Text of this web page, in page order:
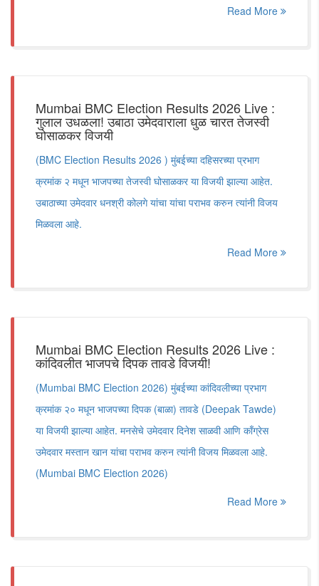
Read More
Mumbai BMC Election Results 2026 Live :
गुलाल उधळला! उबाठा उमेदवाराला धुळ चारत तेजस्वी
घोसाळकर विजयी
(BMC Election Results 2026 ) मुंबईच्या दहिसरच्या प्रभाग
क्रमांक २ मधून भाजपच्या तेजस्वी घोसाळकर या विजयी झाल्या आहेत.
उबाठाच्या उमेदवार धनश्री कोलगे यांचा यांचा पराभव करुन त्यांनी विजय
मिळवला आहे.
Read More
Mumbai BMC Election Results 2026 Live :
कांदिवलीत भाजपचे दिपक तावडे विजयी!
(Mumbai BMC Election 2026) मुंबईच्या कांदिवलीच्या प्रभाग
क्रमांक २० मधून भाजपच्या दिपक (बाळा) तावडे (Deepak Tawde)
या विजयी झाल्या आहेत. मनसेचे उमेदवार दिनेश साळवी आणि काँग्रेस
उमेदवार मस्तान खान यांचा पराभव करुन त्यांनी विजय मिळवला आहे.
(Mumbai BMC Election 2026)
Read More